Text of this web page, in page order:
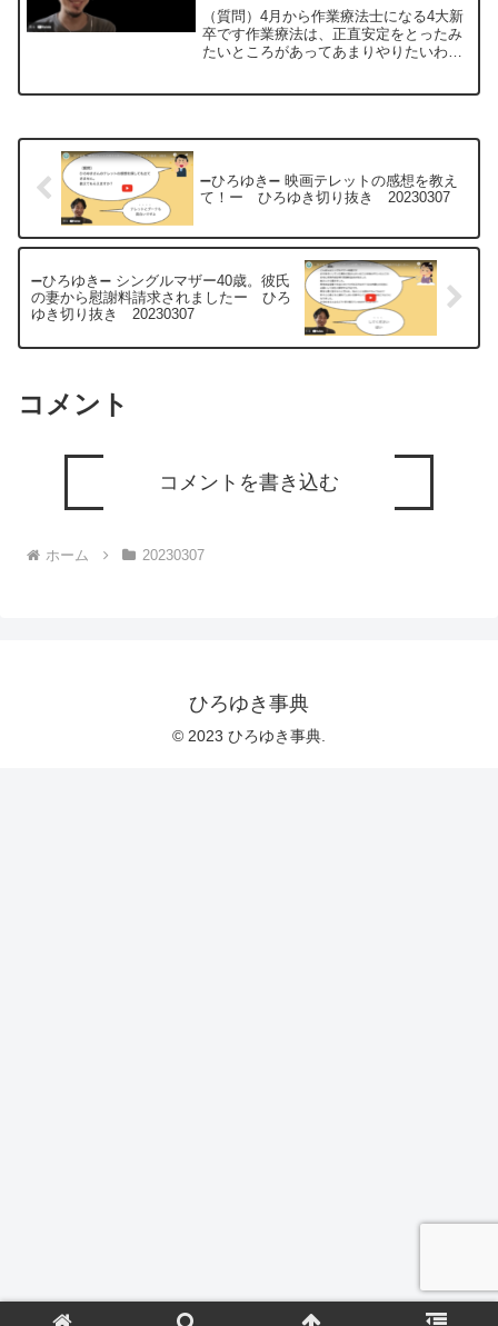
（質問）4月から作業療法士になる4大新
卒です作業療法は、正直安定をとったみ
たいところがあってあまりやりたいわけ
➖ひろゆき➖ 映画テレットの感想を教え
て！ー ひろゆき切り抜き 20230307
➖ひろゆき➖ シングルマザー40歳。彼氏
の妻から慰謝料請求されましたー ひろ
ゆき切り抜き 20230307
コメント
コメントを書き込む
ホーム 20230307
ひろゆき事典
© 2023 ひろゆき事典.